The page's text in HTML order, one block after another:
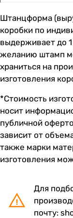
Штанцформа
коробки по
выдерживает до
желанию штамп
храниться на
изготовления
*Стоимость
носит
публичной
зависит от
также марки
изготовления
Для
почту: